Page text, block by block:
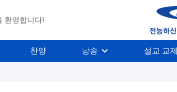
환영합니다!
찬양 낭송 설교 교제